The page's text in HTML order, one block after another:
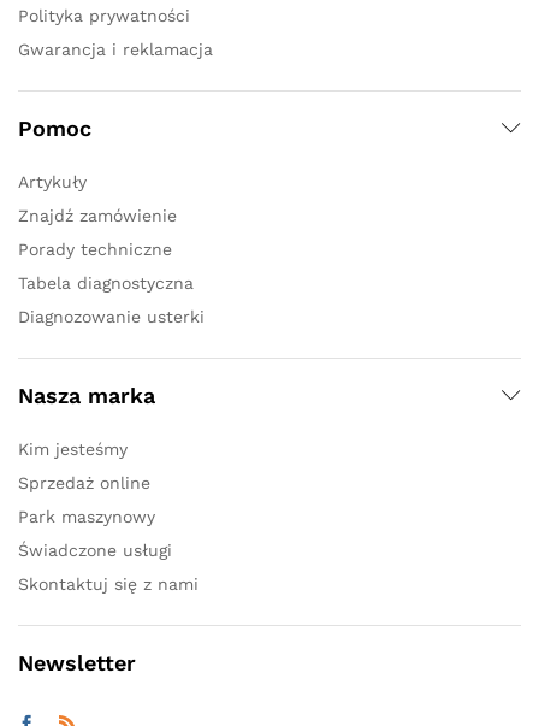
Polityka prywatności
Gwarancja i reklamacja
Pomoc
Artykuły
Znajdź zamówienie
Porady techniczne
Tabela diagnostyczna
Diagnozowanie usterki
Nasza marka
Kim jesteśmy
Sprzedaż online
Park maszynowy
Świadczone usługi
Skontaktuj się z nami
Newsletter